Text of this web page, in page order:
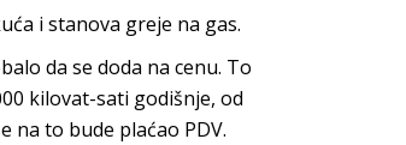
i stanova greje na gas.
da se doda na cenu. To
kilovat-sati godišnje, od
na to bude plaćao PDV.